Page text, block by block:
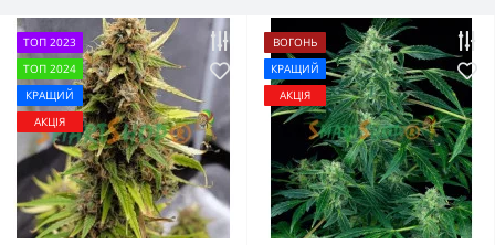
ТОП 2023
ТОП 2024
КРАЩИЙ
АКЦІЯ
ВОГОНЬ
КРАЩИЙ
АКЦІЯ